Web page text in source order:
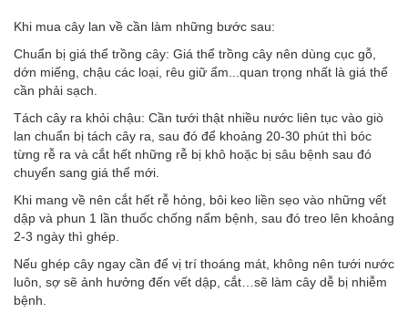
Khi mua cây lan về cần làm những bước sau:
Chuẩn bị giá thể trồng cây: Giá thể trồng cây nên dùng cục gỗ,
dớn miếng, chậu các loại, rêu giữ ẩm...quan trọng nhất là giá thể
cần phải sạch.
Tách cây ra khỏi chậu: Cần tưới thật nhiều nước liên tục vào giò
lan chuẩn bị tách cây ra, sau đó để khoảng 20-30 phút thì bóc
từng rễ ra và cắt hết những rễ bị khô hoặc bị sâu bệnh sau đó
chuyển sang giá thể mới.
Khi mang về nên cắt hết rễ hỏng, bôi keo liền sẹo vào những vết
dập và phun 1 lần thuốc chống nấm bệnh, sau đó treo lên khoảng
2-3 ngày thì ghép.
Nếu ghép cây ngay cần để vị trí thoáng mát, không nên tưới nước
luôn, sợ sẽ ảnh hưởng đến vết dập, cắt…sẽ làm cây dễ bị nhiễm
bệnh.